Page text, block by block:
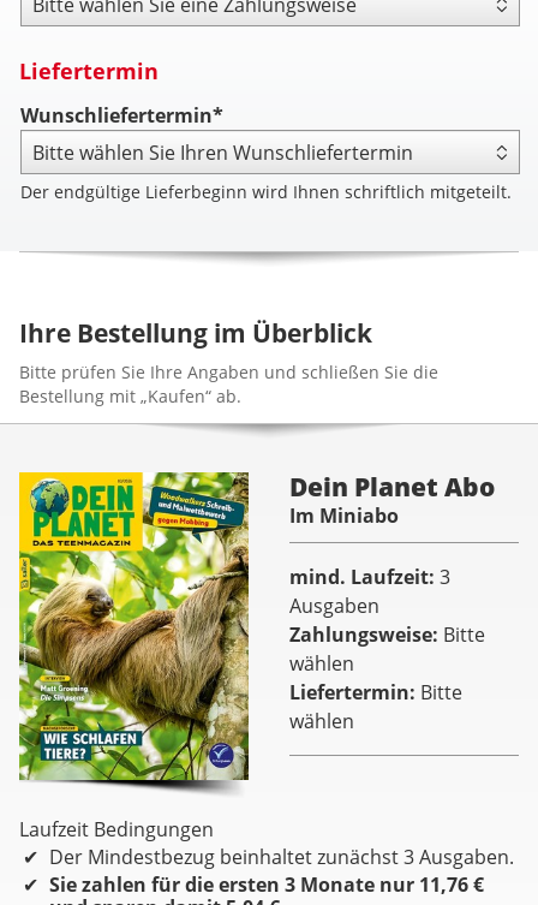
Liefertermin
Wunschliefertermin*
Der endgültige Lieferbeginn wird Ihnen schriftlich mitgeteilt.
Ihre Bestellung im Überblick
Bitte prüfen Sie Ihre Angaben und schließen Sie die
Bestellung mit „Kaufen“ ab.
Dein Planet Abo
Im Miniabo
mind. Laufzeit 3
Ausgaben
Zahlungsweise Bitte
wählen
Liefertermin Bitte
wählen
Laufzeit Bedingungen
Der Mindestbezug beinhaltet zunächst 3 Ausgaben.
Sie zahlen für die ersten 3 Monate nur 11,76 €